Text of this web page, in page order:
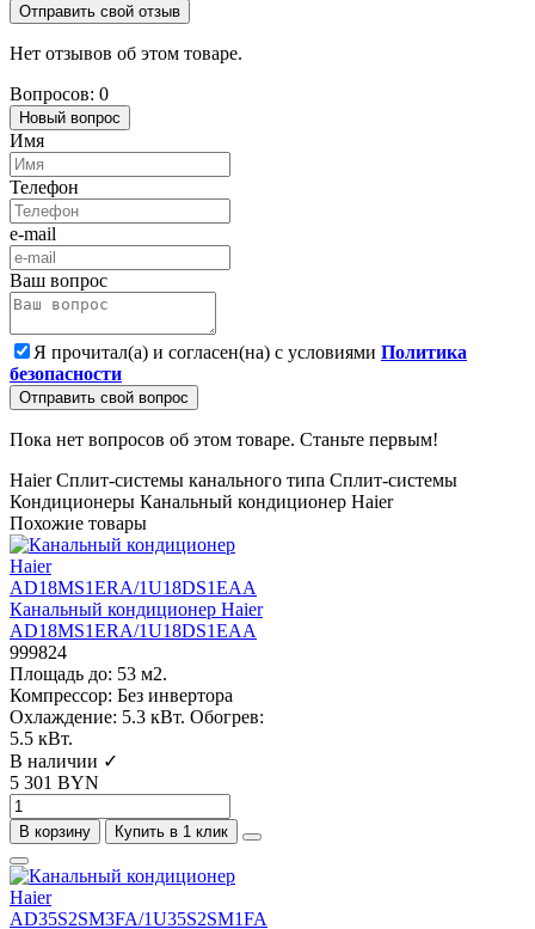
Отправить свой отзыв
Нет отзывов об этом товаре.
Вопросов: 0
Новый вопрос
Имя
Телефон
e-mail
Ваш вопрос
Я прочитал(а) и согласен(на) с условиями Политика
безопасности
Отправить свой вопрос
Пока нет вопросов об этом товаре. Станьте первым!
Haier Сплит-системы канального типа Сплит-системы
Кондиционеры Канальный кондиционер Haier
Похожие товары
Канальный кондиционер Haier
AD18MS1ERA/1U18DS1EAA
999824
Площадь до: 53 м2.
Компрессор: Без инвертора
Охлаждение: 5.3 кВт. Обогрев:
5.5 кВт.
В наличии ✓
5 301 BYN
В корзину Купить в 1 клик